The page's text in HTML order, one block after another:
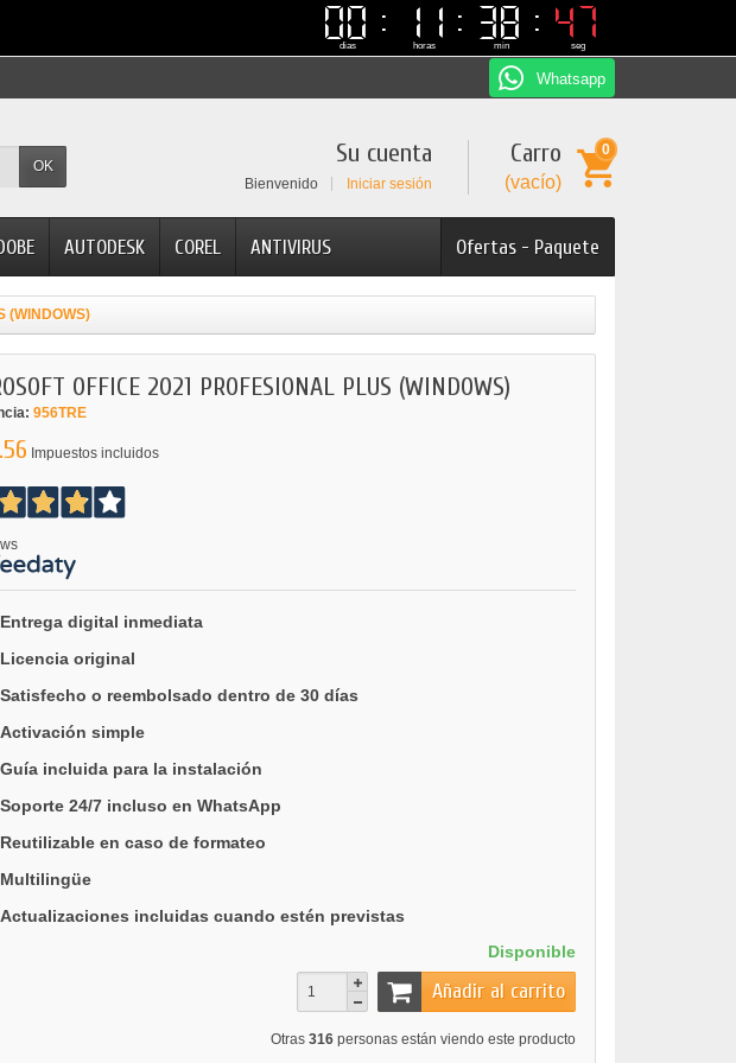
00
00
dias
11
11
horas
38
38
min
47
46
46
47
seg
Whatsapp
OK Carro
(vacío)
0
Su cuenta
Bienvenido Iniciar sesión
Ofertas - Paquete
AUTODESK COREL ANTIVIRUS
(WINDOWS)
OFFICE 2021 PROFESIONAL PLUS (WINDOWS)
956TRE
Impuestos incluidos
Entrega digital inmediata
Licencia original
Satisfecho o reembolsado dentro de 30 días
Activación simple
Guía incluida para la instalación
Soporte 24/7 incluso en WhatsApp
Reutilizable en caso de formateo
Multilingüe
Actualizaciones incluidas cuando estén previstas
Disponible
Añadir al carrito
Otras 316 personas están viendo este producto